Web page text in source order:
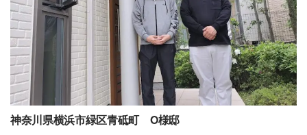
神奈川県横浜市緑区青砥町 O様邸